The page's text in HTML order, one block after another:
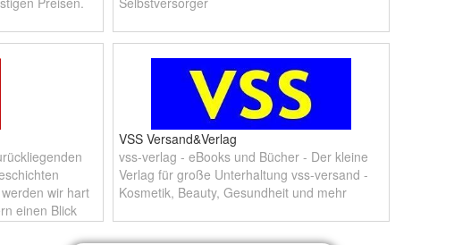
wir hart
einen Blick
VSS Versand&Verlag
vss-verlag - eBooks und Bücher - Der kleine
Verlag für große Unterhaltung vss-versand -
Kosmetik, Beauty, Gesundheit und mehr